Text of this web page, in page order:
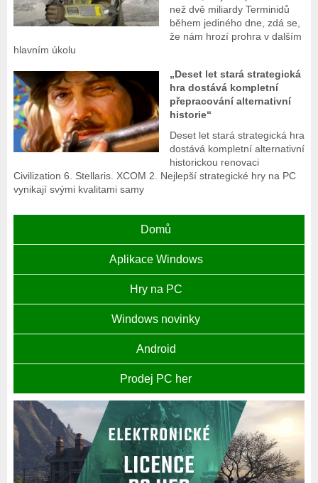
než dvě miliardy Terminidů
během jediného dne, zdá se,
že nám hrozí prohra v dalším
hlavním úkolu
„Deset let stará strategická
hra dostává kompletní
přepracování alternativní
historie“
Deset let stará strategická hra
dostává kompletní alternativní
historickou renovaci
Civilization 6. Stellaris. XCOM 2. Nejlepší strategické hry na PC
vynikají svými kvalitami samy
Domů
Aplikace Windows
Hry na PC
Windows novinky
Android
Prodej PC her